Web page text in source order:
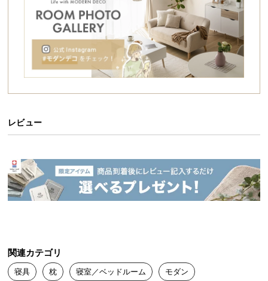
イ
払
い
に
配
送
レビュー
関連カテゴリ
寝具 枕 寝室／ベッドルーム モダン